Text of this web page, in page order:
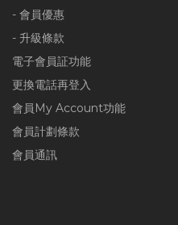
- 會員優惠
- 升級條款
電子會員証功能
更換電話再登入
會員My Account功能
會員計劃條款
會員通訊